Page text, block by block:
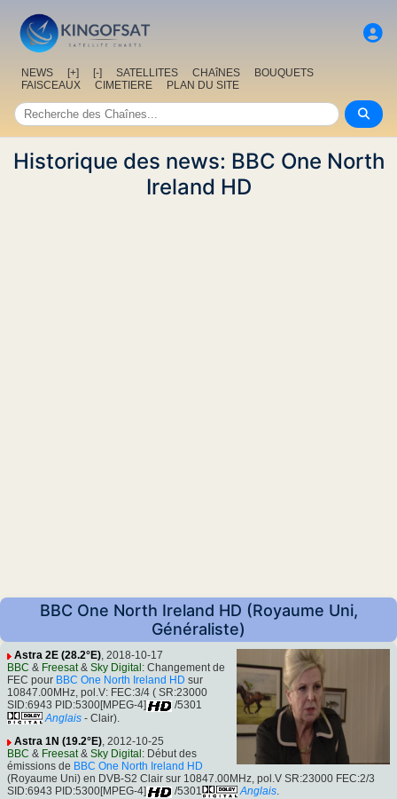
NEWS [+] [-] SATELLITES CHAîNES
BOUQUETS
FAISCEAUX
CIMETIERE PLAN DU SITE
Historique des news: BBC One North
Ireland HD
BBC One North Ireland HD (Royaume Uni,
Généraliste)
Astra 2E (28.2°E), 2018-10-17
BBC & Freesat& Sky Digital : Changement de
FEC pour BBC One North Ireland HD sur
10847.00MHz, pol.V: FEC:3/4 ( SR:23000
SID:6943 PID:5300[MPEG-4]
/5301
Anglais - Clair).
Astra 1N (19.2°E), 2012-10-25
BBC & Freesat& Sky Digital : Début des
émissions de BBC One North Ireland HD
(Royaume Uni) en DVB-S2 Clair sur 10847.00MHz, pol.V SR:23000 FEC:2/3
SID:6943 PID:5300[MPEG-4]
/5301 Anglais.